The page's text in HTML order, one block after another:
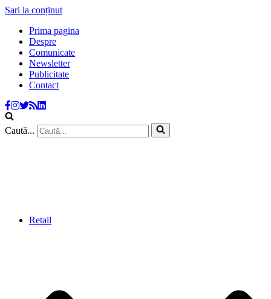
Sari la conținut
Prima pagina
Despre
Comunicate
Newsletter
Publicitate
Contact
Caută...
Retail